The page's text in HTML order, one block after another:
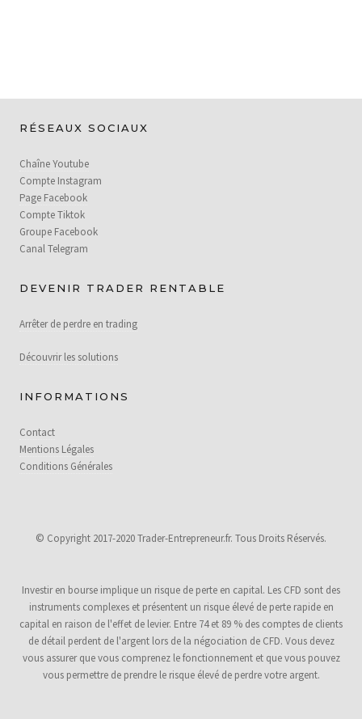
RÉSEAUX SOCIAUX
Chaîne Youtube
Compte Instagram
Page Facebook
Compte Tiktok
Groupe Facebook
Canal Telegram
DEVENIR TRADER RENTABLE
Arrêter de perdre en trading
Découvrir les solutions
INFORMATIONS
Contact
Mentions Légales
Conditions Générales
© Copyright 2017-2020 Trader-Entrepreneur.fr. Tous Droits Réservés.
Investir en bourse implique un risque de perte en capital. Les CFD sont des
instruments complexes et présentent un risque élevé de perte rapide en
capital en raison de l'effet de levier. Entre 74 et 89 % des comptes de clients
de détail perdent de l'argent lors de la négociation de CFD. Vous devez
vous assurer que vous comprenez le fonctionnement et que vous pouvez
vous permettre de prendre le risque élevé de perdre votre argent.